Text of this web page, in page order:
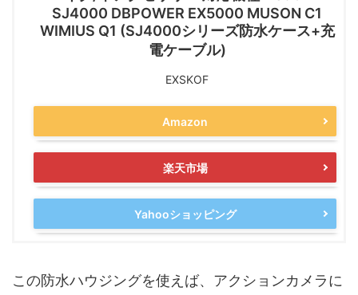
SJ4000 DBPOWER EX5000 MUSON C1
WIMIUS Q1 (SJ4000シリーズ防水ケース+充
電ケーブル)
EXSKOF
Amazon
楽天市場
Yahooショッピング
この防水ハウジングを使えば、アクションカメラに